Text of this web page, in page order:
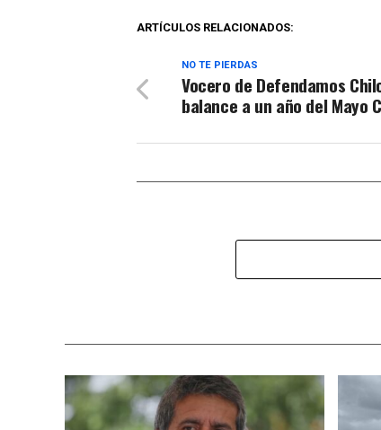
ARTÍCULOS RELACIONADOS:
NO TE PIERDAS
Vocero de Defendamos
balance a un año del Mayo